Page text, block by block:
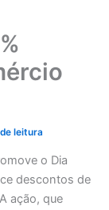
leitura
o Dia
descontos de
ação, que